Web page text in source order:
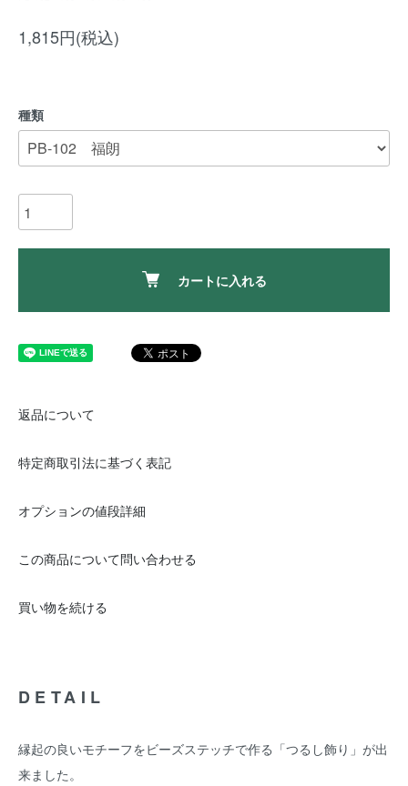
1,815円(税込)
種類
カートに入れる
返品について
特定商取引法に基づく表記
オプションの値段詳細
この商品について問い合わせる
買い物を続ける
DETAIL
縁起の良いモチーフをビーズステッチで作る「つるし飾り」が出
来ました。